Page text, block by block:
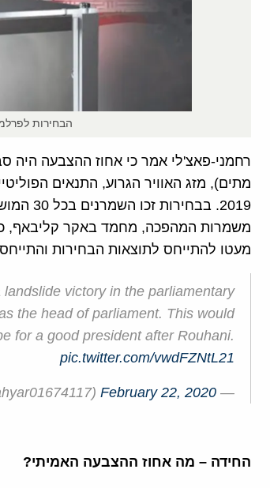
הבחירות
מתים), מזג האוויר הגרוע, התנאים
2019.
משמרות המהפכה, מחמד באקר קליבאף,
מעטו להתייחס לתוצאות הבחירות
victory in the parliamentary
the head of parliament. This would
for a good president after Rouhani.
pic.twitter.com/vwdFZNtL21
— Mahyar (@Mahyar01674117)
February 22, 2020
החידה – מה אחוז ההצבעה האמיתי?